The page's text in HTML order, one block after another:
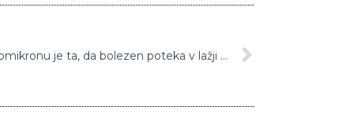
Infektolog Strle: Dobra stvar pri omikronu je ta, da bolezen poteka v lažji obliki, potreba po hospitalizaciji je manjša